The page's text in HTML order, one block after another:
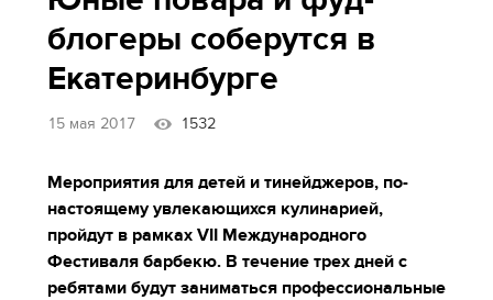
блогеры соберутся в
Екатеринбурге
15 мая 2017 1532
Мероприятия для детей и тинейджеров, по-
настоящему увлекающихся кулинарией,
пройдут в рамках VII Международного
Фестиваля барбекю. В течение трех дней с
ребятами будут заниматься профессиональные